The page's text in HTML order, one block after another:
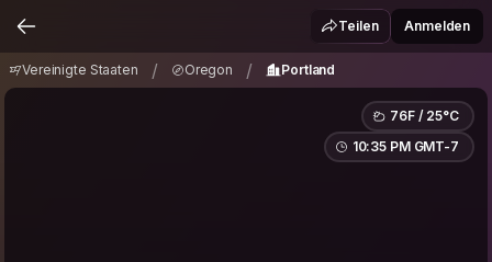
Portland
Teilen Anmelden
Vereinigte Staaten / Oregon / Portland
76F / 25°C
10:35 PM GMT-7